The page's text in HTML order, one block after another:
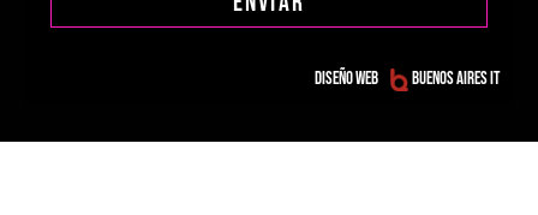
Diseño web Buenos Aires IT